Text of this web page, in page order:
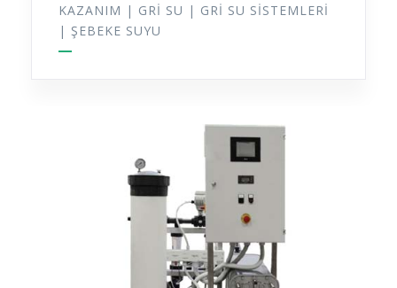
KAZANIM | GRI SU | GRI SU SISTEMLERI
| ŞEBEKE SUYU